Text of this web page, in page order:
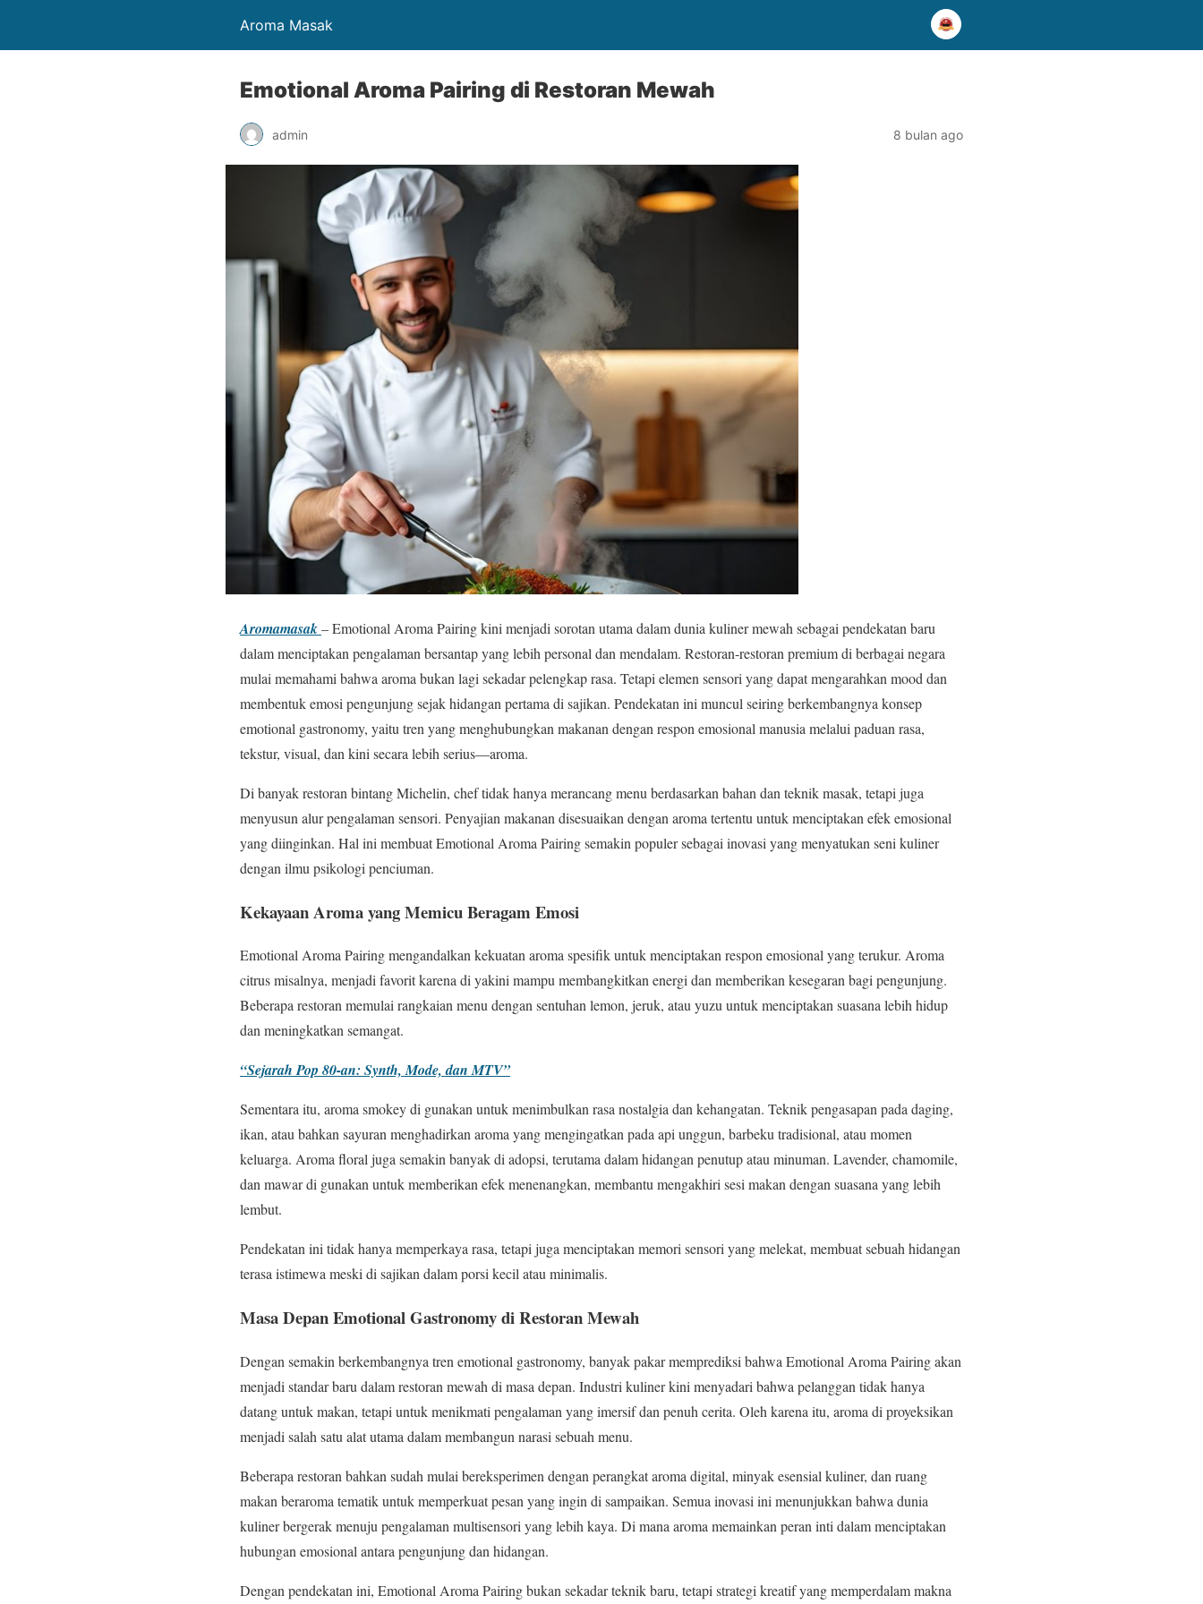
Aroma Masak
Emotional Aroma Pairing di Restoran Mewah
admin 8 bulan ago
Aromamasak– Emotional Aroma Pairing kini menjadi sorotan utama dalam dunia kuliner mewah sebagai pendekatan baru
dalam menciptakan pengalaman bersantap yang lebih personal dan mendalam. Restoran-restoran premium di berbagai negara
mulai memahami bahwa aroma bukan lagi sekadar pelengkap rasa. Tetapi elemen sensori yang dapat mengarahkan mood dan
membentuk emosi pengunjung sejak hidangan pertama di sajikan. Pendekatan ini muncul seiring berkembangnya konsep
emotional gastronomy, yaitu tren yang menghubungkan makanan dengan respon emosional manusia melalui paduan rasa,
tekstur, visual, dan kini secara lebih serius—aroma.
Di banyak restoran bintang Michelin, chef tidak hanya merancang menu berdasarkan bahan dan teknik masak, tetapi juga
menyusun alur pengalaman sensori. Penyajian makanan disesuaikan dengan aroma tertentu untuk menciptakan efek emosional
yang diinginkan. Hal ini membuat Emotional Aroma Pairing semakin populer sebagai inovasi yang menyatukan seni kuliner
dengan ilmu psikologi penciuman.
Kekayaan Aroma yang Memicu Beragam Emosi
Emotional Aroma Pairing mengandalkan kekuatan aroma spesifik untuk menciptakan respon emosional yang terukur. Aroma
citrus misalnya, menjadi favorit karena di yakini mampu membangkitkan energi dan memberikan kesegaran bagi pengunjung.
Beberapa restoran memulai rangkaian menu dengan sentuhan lemon, jeruk, atau yuzu untuk menciptakan suasana lebih hidup
dan meningkatkan semangat.
“Sejarah Pop 80-an: Synth, Mode, dan MTV”
Sementara itu, aroma smokey di gunakan untuk menimbulkan rasa nostalgia dan kehangatan. Teknik pengasapan pada daging,
ikan, atau bahkan sayuran menghadirkan aroma yang mengingatkan pada api unggun, barbeku tradisional, atau momen
keluarga. Aroma floral juga semakin banyak di adopsi, terutama dalam hidangan penutup atau minuman. Lavender, chamomile,
dan mawar di gunakan untuk memberikan efek menenangkan, membantu mengakhiri sesi makan dengan suasana yang lebih
lembut.
Pendekatan ini tidak hanya memperkaya rasa, tetapi juga menciptakan memori sensori yang melekat, membuat sebuah hidangan
terasa istimewa meski di sajikan dalam porsi kecil atau minimalis.
Masa Depan Emotional Gastronomy di Restoran Mewah
Dengan semakin berkembangnya tren emotional gastronomy, banyak pakar memprediksi bahwa Emotional Aroma Pairing akan
menjadi standar baru dalam restoran mewah di masa depan. Industri kuliner kini menyadari bahwa pelanggan tidak hanya
datang untuk makan, tetapi untuk menikmati pengalaman yang imersif dan penuh cerita. Oleh karena itu, aroma di proyeksikan
menjadi salah satu alat utama dalam membangun narasi sebuah menu.
Beberapa restoran bahkan sudah mulai bereksperimen dengan perangkat aroma digital, minyak esensial kuliner, dan ruang
makan beraroma tematik untuk memperkuat pesan yang ingin di sampaikan. Semua inovasi ini menunjukkan bahwa dunia
kuliner bergerak menuju pengalaman multisensori yang lebih kaya. Di mana aroma memainkan peran inti dalam menciptakan
hubungan emosional antara pengunjung dan hidangan.
Dengan pendekatan ini, Emotional Aroma Pairing bukan sekadar teknik baru, tetapi strategi kreatif yang memperdalam makna